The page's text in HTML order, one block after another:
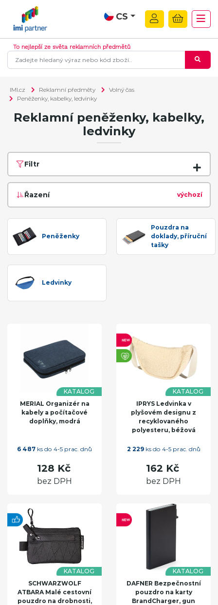
CS
To nejlepší ze světa reklamních předmětů
IMI.cz Reklamní předměty
Volný čas
Peněženky, kabelky, ledvinky
Reklamní peněženky, kabelky,
ledvinky
Filtr
Řazení výchozí
Peněženky
Pouzdra na
doklady, příruční
tašky
Ledvinky
KATALOG
MERIAL Organizér na
kabely a počítačové
doplňky, modrá
6 487 ks do 4-5 prac. dnů
128 Kč
bez DPH
KATALOG
IPRYS Ledvinka v
plyšovém designu z
recyklovaného
polyesteru, béžová
2 229ks do 4-5 prac. dnů
162 Kč
bez DPH
KATALOG
SCHWARZWOLF
ATBARA Malé cestovní
pouzdro na drobnosti,
KATALOG
DAFNER Bezpečnostní
pouzdro na karty
BrandCharger, gun